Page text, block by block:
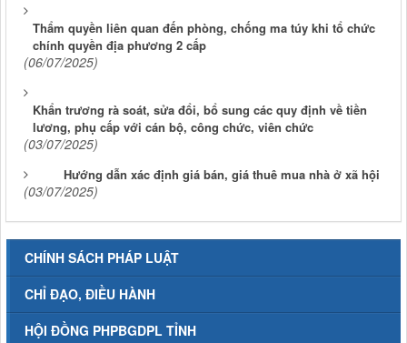
Thẩm quyền liên quan đến phòng, chống ma túy khi tổ chức
chính quyền địa phương 2 cấp
(06/07/2025)
Khẩn trương rà soát, sửa đổi, bổ sung các quy định về tiền
lương, phụ cấp với cán bộ, công chức, viên chức
(03/07/2025)
Hướng dẫn xác định giá bán, giá thuê mua nhà ở xã hội
(03/07/2025)
CHÍNH SÁCH PHÁP LUẬT
CHỈ ĐẠO, ĐIỀU HÀNH
HỘI ĐỒNG PHPBGDPL TỈNH